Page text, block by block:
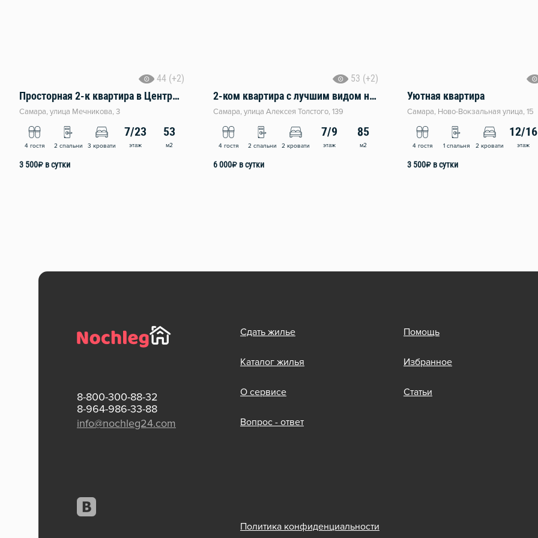
44 (+2)
Просторная 2-к квартира в Центре Самары у Вокзала
Самара, улица Мечникова, 3
4 гостя 2 спальни 3 кровати
7/23
этаж
53
м2
3 500₽ в сутки
53 (+2)
2-ком квартира с лучшим видом на Волгу
Самара, улица Алексея Толстого, 139
4 гостя 2 спальни 2 кровати
7/9
этаж
85
м2
6 000₽ в сутки
Уютная квартира
Самара, Ново-Вокзальная улица, 15
4 гостя 1 спальня 2 кровати
12/16
этаж
3 500₽ в сутки
8-800-300-88-32
8-964-986-33-88
info@nochleg24.com
Сдать жилье
Каталог жилья
О сервисе
Вопрос - ответ
Помощь
Избранное
Статьи
Политика конфиденциальности